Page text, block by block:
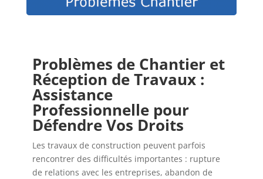
Problèmes de Chantier et
Réception de Travaux :
Assistance
Professionnelle pour
Défendre Vos Droits
Les travaux de construction peuvent parfois
rencontrer des difficultés importantes : rupture
de relations avec les entreprises, abandon de